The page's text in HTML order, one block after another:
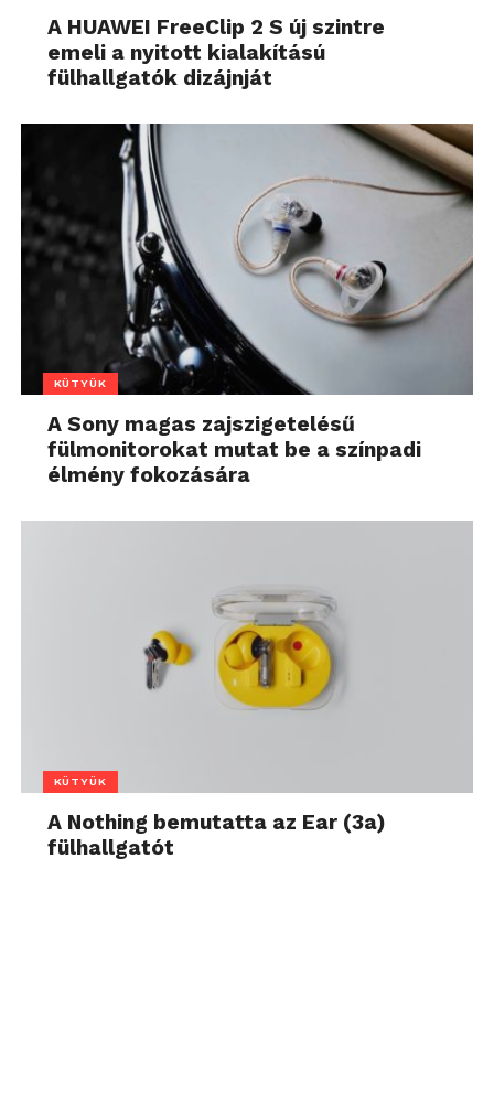
A HUAWEI FreeClip 2 S új szintre
emeli a nyitott kialakítású
fülhallgatók dizájnját
KÜTYÜK
A Sony magas zajszigetelésű
fülmonitorokat mutat be a színpadi
élmény fokozására
KÜTYÜK
A Nothing bemutatta az Ear (3a)
fülhallgatót